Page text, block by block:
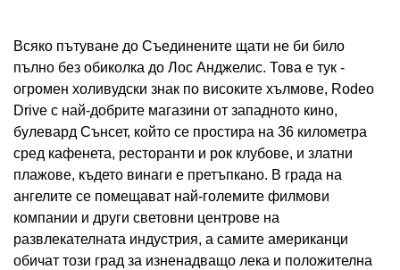
Всяко пътуване до Съединените щати не би било
пълно без обиколка до Лос Анджелис. Това е тук -
огромен холивудски знак по високите хълмове, Rodeo
Drive с най-добрите магазини от западното кино,
булевард Сънсет, който се простира на 36 километра
сред кафенета, ресторанти и рок клубове, и златни
плажове, където винаги е претъпкано. В града на
ангелите се помещават най-големите филмови
компании и други световни центрове на
развлекателната индустрия, а самите американци
обичат този град за изненадващо лека и положителна